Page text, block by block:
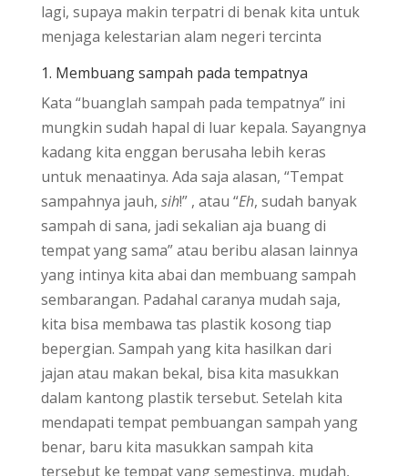
lagi, supaya makin terpatri di benak kita untuk
menjaga kelestarian alam negeri tercinta
1. Membuang sampah pada tempatnya
Kata “buanglah sampah pada tempatnya” ini
mungkin sudah hapal di luar kepala. Sayangnya
kadang kita enggan berusaha lebih keras
untuk menaatinya. Ada saja alasan, “Tempat
sampahnya jauh, sih!” , atau “Eh, sudah banyak
sampah di sana, jadi sekalian aja buang di
tempat yang sama” atau beribu alasan lainnya
yang intinya kita abai dan membuang sampah
sembarangan. Padahal caranya mudah saja,
kita bisa membawa tas plastik kosong tiap
bepergian. Sampah yang kita hasilkan dari
jajan atau makan bekal, bisa kita masukkan
dalam kantong plastik tersebut. Setelah kita
mendapati tempat pembuangan sampah yang
benar, baru kita masukkan sampah kita
tersebut ke tempat yang semestinya, mudah,